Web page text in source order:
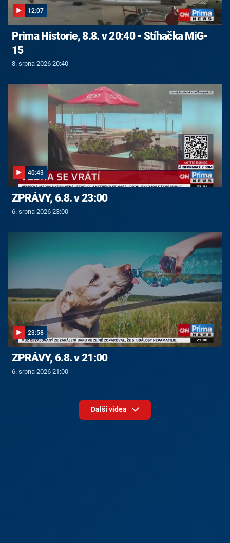
12:07
Prima Historie, 8.8. v 20:40 - Stíhačka MiG-
15
8. srpna 2026 20:40
40:43
ZPRÁVY, 6.8. v 23:00
6. srpna 2026 23:00
23:58
ZPRÁVY, 6.8. v 21:00
6. srpna 2026 21:00
Další videa